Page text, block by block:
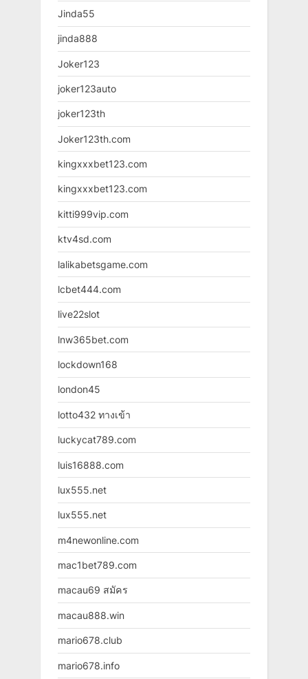
Jinda55
jinda888
Joker123
joker123auto
joker123th
Joker123th.com
kingxxxbet123.com
kingxxxbet123.com
kitti999vip.com
ktv4sd.com
lalikabetsgame.com
lcbet444.com
live22slot
lnw365bet.com
lockdown168
london45
lotto432 ทางเข้า
luckycat789.com
luis16888.com
lux555.net
lux555.net
m4newonline.com
mac1bet789.com
macau69 สมัคร
macau888.win
mario678.club
mario678.info